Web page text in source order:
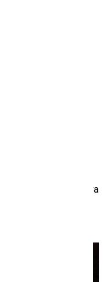
šķiet teju vai
dumpiniecisks
simbols Nikolajs
mīlestība un galēja
bija jāpieliek
biogrāfijas
ar smagu
un spēja
vai kas.
un tas arī kļuva
uz